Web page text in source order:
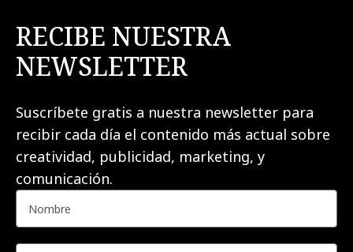
RECIBE NUESTRA
NEWSLETTER
Suscríbete gratis a nuestra newsletter para
recibir cada día el contenido más actual sobre
creatividad, publicidad, marketing, y
comunicación.